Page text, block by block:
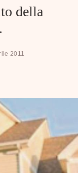
della
2011